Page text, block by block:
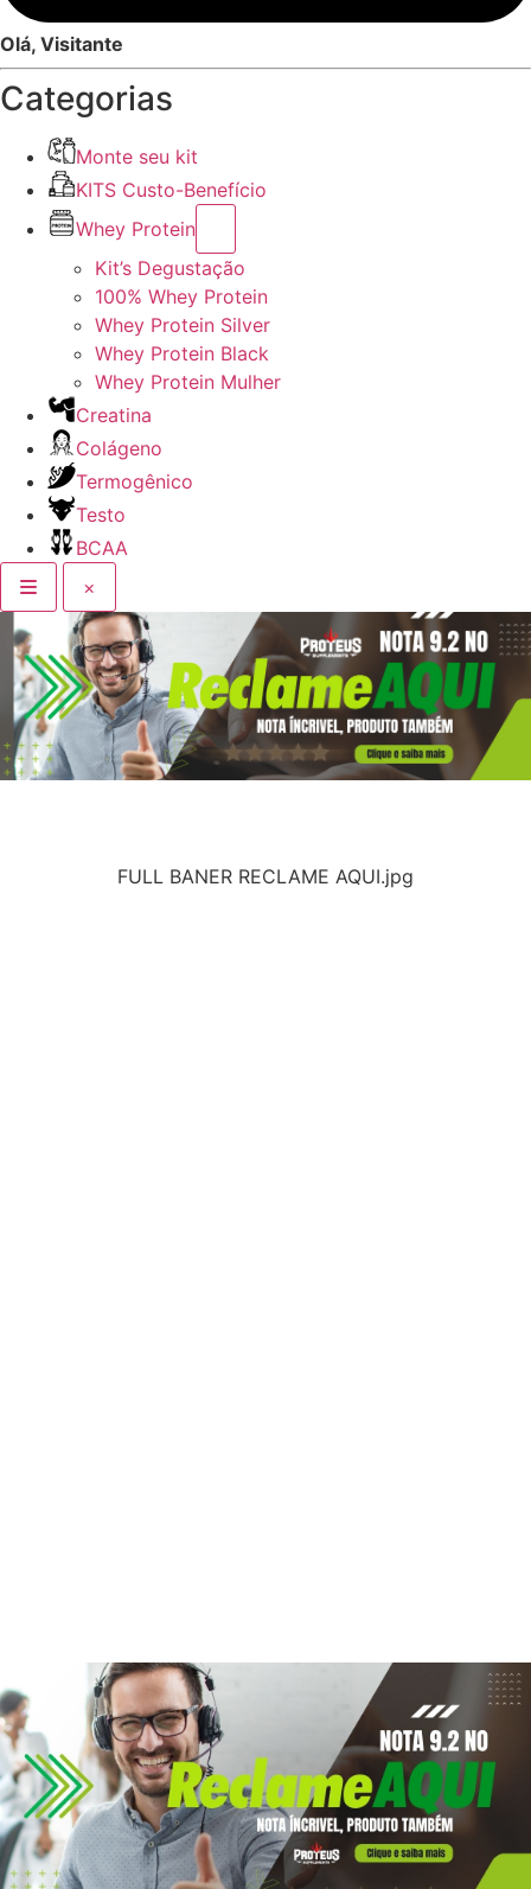
Olá, Visitante
Categorias
Monte seu kit
KITS Custo-Benefício
Whey Protein
Kit’s Degustação
100% Whey Protein
Whey Protein Silver
Whey Protein Black
Whey Protein Mulher
Creatina
Colágeno
Termogênico
Testo
BCAA
×
FULL BANER RECLAME AQUI.jpg